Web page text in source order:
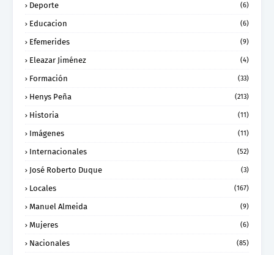
Deporte (6)
Educacion (6)
Efemerides (9)
Eleazar Jiménez (4)
Formación (33)
Henys Peña (213)
Historia (11)
Imágenes (11)
Internacionales (52)
José Roberto Duque (3)
Locales (167)
Manuel Almeida (9)
Mujeres (6)
Nacionales (85)